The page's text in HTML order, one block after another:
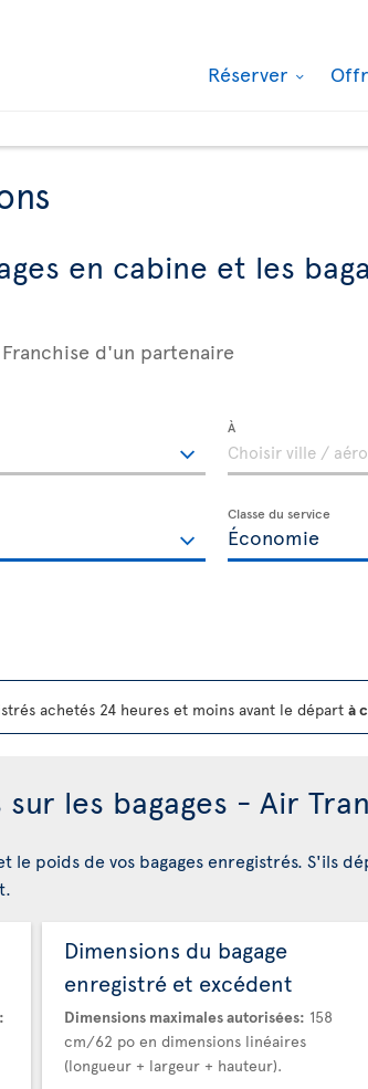
Réserver
en cabine et les
Franchise d'un partenaire
À
Classe du service
achetés 24 heures et moins avant le départ à
les bagages - Air
le poids de vos bagages enregistrés. S'ils
Dimensions du bagage
enregistré et excédent
Dimensions maximales autorisées: 158
cm/62 po en dimensions linéaires
(longueur + largeur + hauteur).